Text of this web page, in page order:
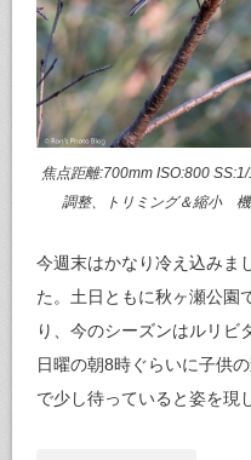
焦点距離:700mm ISO:800
調整、トリミング＆縮小
今週末はかなり冷え込みま
た。土日ともに秋ヶ瀬公園
り、今のシーズンはルリビ
日曜の朝8時ぐらいに子供
で少し待っていると姿を現